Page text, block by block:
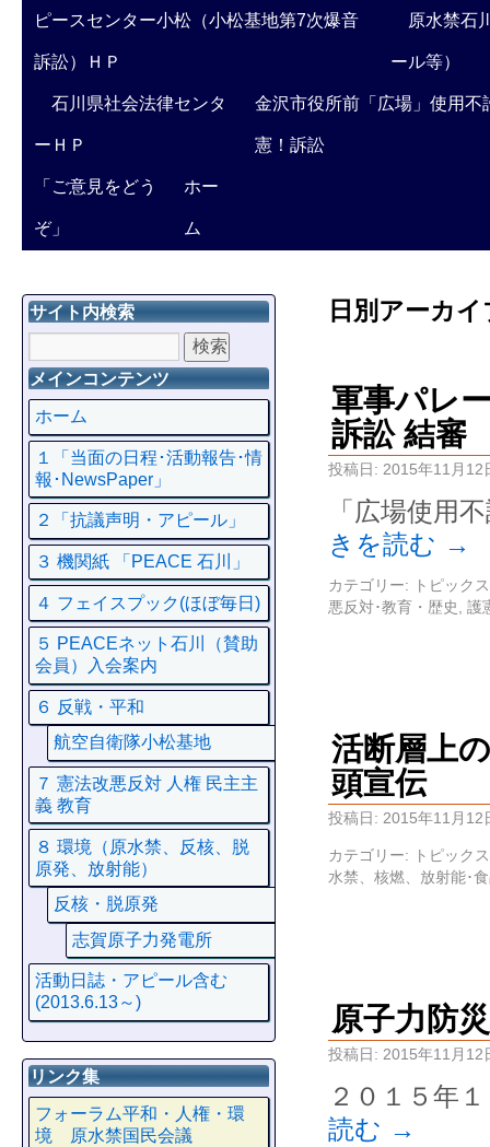
ピースセンター小松（小松基地第7次爆音
訴訟）ＨＰ
原水禁石
ール等）
石川県社会法律センタ
ーＨＰ
金沢市役所前「広場」使用不
憲！訴訟
「ご意見をどう
ぞ」
ホー
ム
日別アーカ
軍事パレ
訴訟 結審
投稿日: 2015年11月12
「広場使用
きを読む →
カテゴリー:
トピックス
悪反対･教育・歴史
護
活断層上
頭宣伝
投稿日: 2015年11月12
カテゴリー:
トピックス
水禁、核燃、放射能･
原子力防
投稿日: 2015年11月12
２０１５年
読む →
サイト内検索
メインコンテンツ
ホーム
１「当面の日程･活動報告･情
報･NewsPaper」
２「抗議声明・アピール」
３ 機関紙 「PEACE 石川」
４ フェイスプック(ほぼ毎日)
５ PEACEネット石川（賛助
会員）入会案内
６ 反戦・平和
航空自衛隊小松基地
７ 憲法改悪反対 人権 民主主
義 教育
８ 環境（原水禁、反核、脱
原発、放射能）
反核・脱原発
志賀原子力発電所
活動日誌・アピール含む
(2013.6.13～)
リンク集
フォーラム平和・人権・環
境 原水禁国民会議